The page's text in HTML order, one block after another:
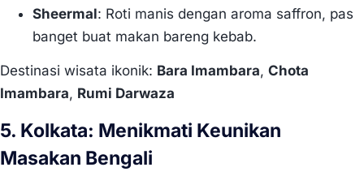
Sheermal: Roti manis dengan aroma saffron, pas
banget buat makan bareng kebab.
Destinasi wisata ikonik: Bara Imambara, Chota
Imambara, Rumi Darwaza
5. Kolkata: Menikmati Keunikan
Masakan Bengali